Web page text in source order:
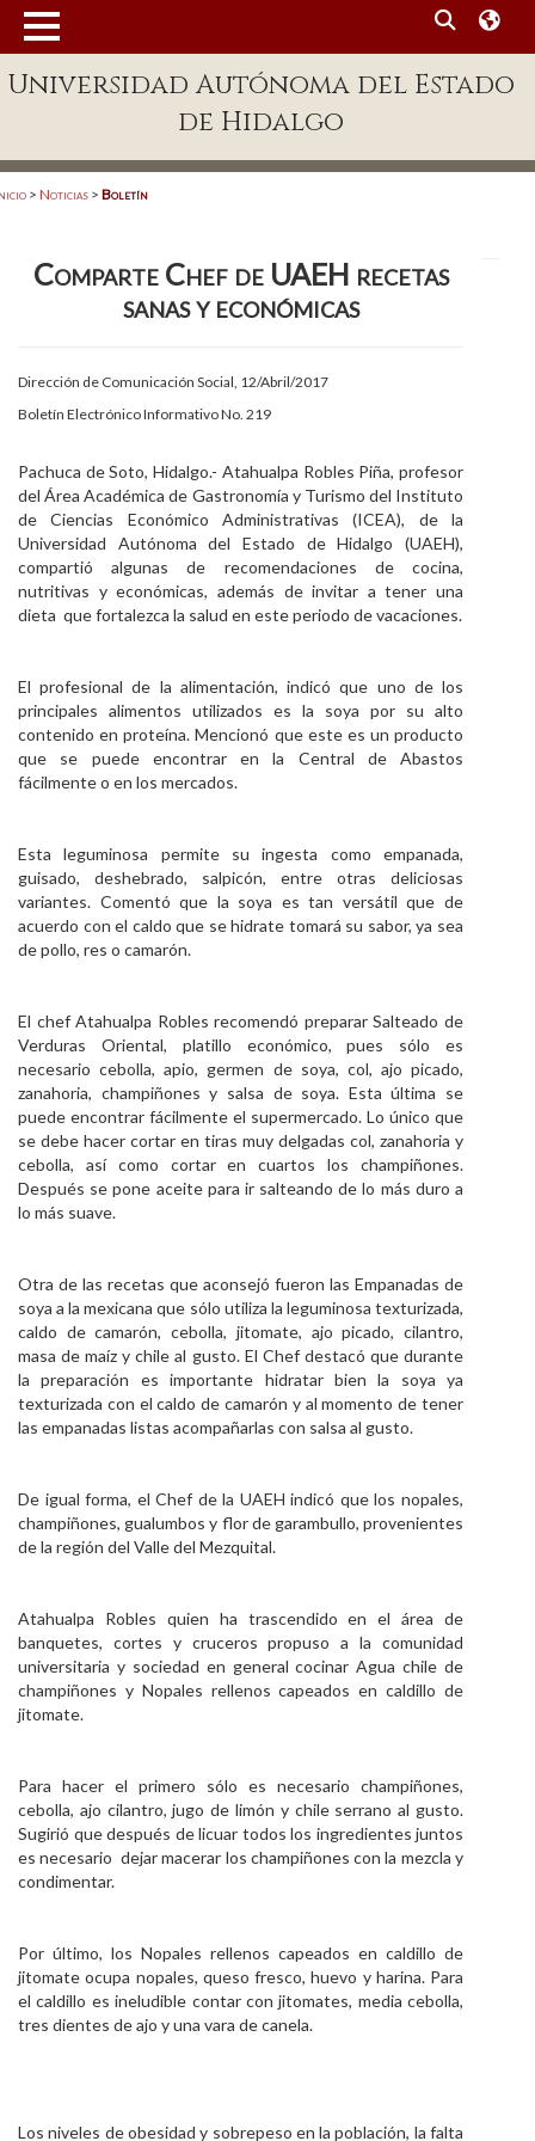
Enlaces
Patronato
Publicaciones en línea
Acreditación Internacional
Alumnado
Aspirantes
Personal
Alumni
Universidad Autónoma del Estado
de Hidalgo
> Noticias > Boletín
Comparte Chef de UAEH recetas
sanas y económicas
Dirección de Comunicación Social, 12/Abril/2017
Boletín Electrónico Informativo No. 219
Pachuca de Soto, Hidalgo.- Atahualpa Robles Piña, profesor
del Área Académica de Gastronomía y Turismo del Instituto
de Ciencias Económico Administrativas (ICEA), de la
Universidad Autónoma del Estado de Hidalgo (UAEH),
compartió algunas de recomendaciones de cocina,
nutritivas y económicas, además de invitar a tener una
dieta que fortalezca la salud en este periodo de vacaciones.
El profesional de la alimentación, indicó que uno de los
principales alimentos utilizados es la soya por su alto
contenido en proteína. Mencionó que este es un producto
que se puede encontrar en la Central de Abastos
fácilmente o en los mercados.
Esta leguminosa permite su ingesta como empanada,
guisado, deshebrado, salpicón, entre otras deliciosas
variantes. Comentó que la soya es tan versátil que de
acuerdo con el caldo que se hidrate tomará su sabor, ya sea
de pollo, res o camarón.
El chef Atahualpa Robles recomendó preparar Salteado de
Verduras Oriental, platillo económico, pues sólo es
necesario cebolla, apio, germen de soya, col, ajo picado,
zanahoria, champiñones y salsa de soya. Esta última se
puede encontrar fácilmente el supermercado. Lo único que
se debe hacer cortar en tiras muy delgadas col, zanahoria y
cebolla, así como cortar en cuartos los champiñones.
Después se pone aceite para ir salteando de lo más duro a
lo más suave.
Otra de las recetas que aconsejó fueron las Empanadas de
soya a la mexicana que sólo utiliza la leguminosa texturizada,
caldo de camarón, cebolla, jitomate, ajo picado, cilantro,
masa de maíz y chile al gusto. El Chef destacó que durante
la preparación es importante hidratar bien la soya ya
texturizada con el caldo de camarón y al momento de tener
las empanadas listas acompañarlas con salsa al gusto.
De igual forma, el Chef de la UAEH indicó que los nopales,
champiñones, gualumbos y flor de garambullo, provenientes
de la región del Valle del Mezquital.
Atahualpa Robles quien ha trascendido en el área de
banquetes, cortes y cruceros propuso a la comunidad
universitaria y sociedad en general cocinar Agua chile de
champiñones y Nopales rellenos capeados en caldillo de
jitomate.
Para hacer el primero sólo es necesario champiñones,
cebolla, ajo cilantro, jugo de limón y chile serrano al gusto.
Sugirió que después de licuar todos los ingredientes juntos
es necesario dejar macerar los champiñones con la mezcla y
condimentar.
Por último, los Nopales rellenos capeados en caldillo de
jitomate ocupa nopales, queso fresco, huevo y harina. Para
el caldillo es ineludible contar con jitomates, media cebolla,
tres dientes de ajo y una vara de canela.
Los niveles de obesidad y sobrepeso en la población, la falta